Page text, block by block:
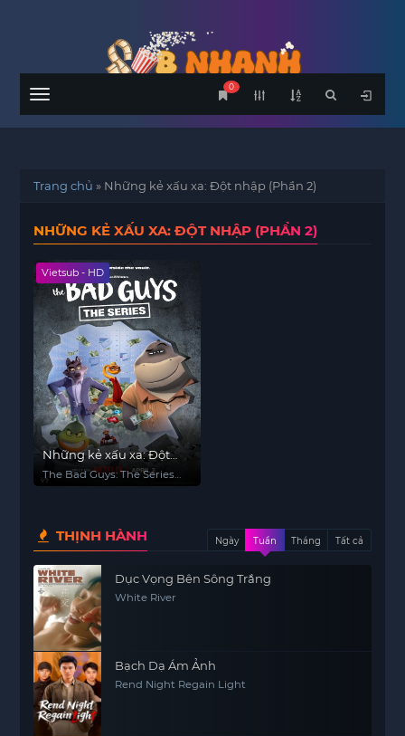
Menu
0
Trang chủ » Những kẻ xấu xa: Đột nhập (Phần 2)
NHỮNG KẺ XẤU XA: ĐỘT NHẬP (PHẦN 2)
Vietsub - HD
Những kẻ xấu xa: Đột
nhập (Phần 2)
The Bad Guys: The Series
THỊNH HÀNH Ngày Tuần Tháng Tất cả
Dục Vọng Bên Sông Trắng
White River
Bạch Dạ Ám Ảnh
Rend Night Regain Light